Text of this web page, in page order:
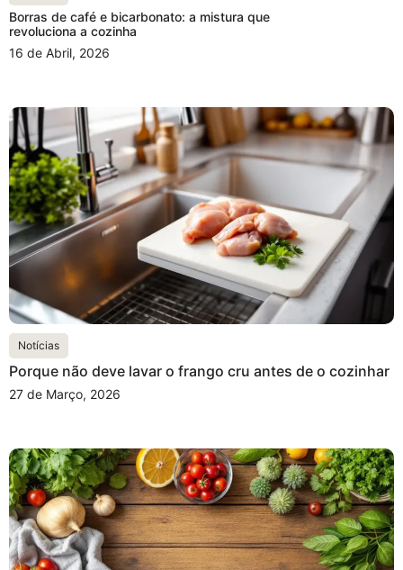
Borras de café e bicarbonato: a mistura que
revoluciona a cozinha
16 de Abril, 2026
Notícias
Porque não deve lavar o frango cru antes de o cozinhar
27 de Março, 2026